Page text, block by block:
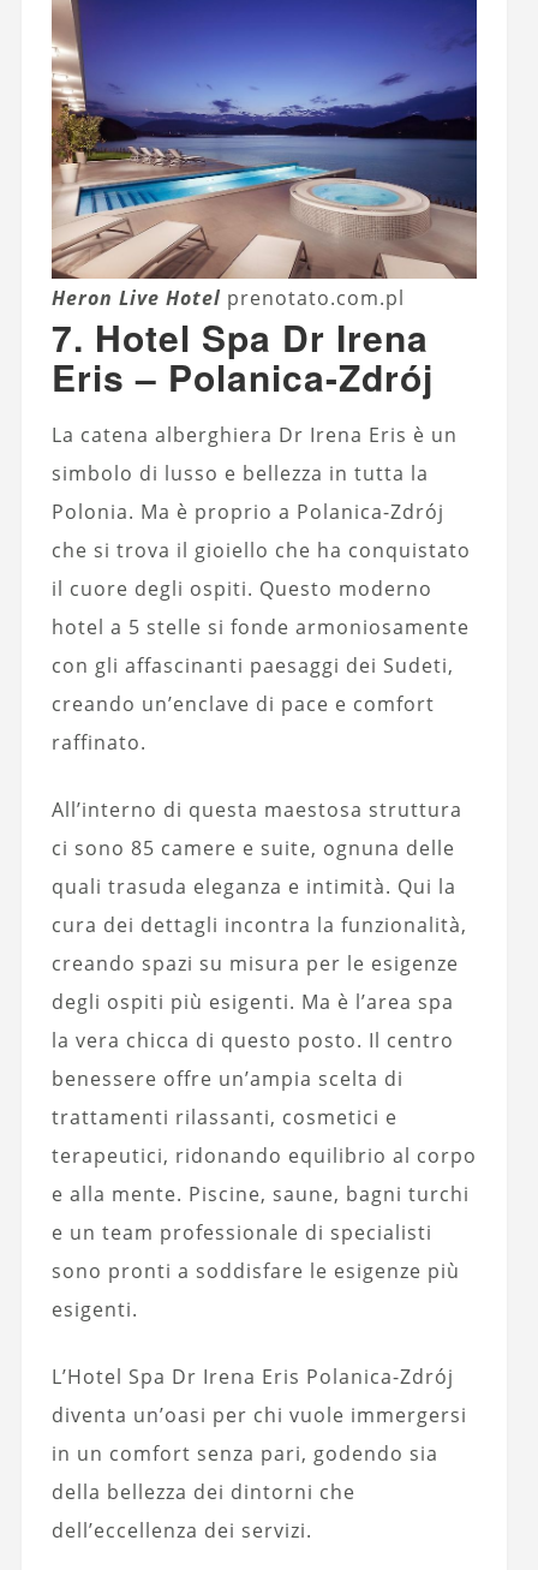
Heron Live Hotel prenotato.com.pl
7. Hotel Spa Dr Irena
Eris – Polanica-Zdrój
La catena alberghiera Dr Irena Eris è un
simbolo di lusso e bellezza in tutta la
Polonia. Ma è proprio a Polanica-Zdrój
che si trova il gioiello che ha conquistato
il cuore degli ospiti. Questo moderno
hotel a 5 stelle si fonde armoniosamente
con gli affascinanti paesaggi dei Sudeti,
creando un’enclave di pace e comfort
raffinato.
All’interno di questa maestosa struttura
ci sono 85 camere e suite, ognuna delle
quali trasuda eleganza e intimità. Qui la
cura dei dettagli incontra la funzionalità,
creando spazi su misura per le esigenze
degli ospiti più esigenti. Ma è l’area spa
la vera chicca di questo posto. Il centro
benessere offre un’ampia scelta di
trattamenti rilassanti, cosmetici e
terapeutici, ridonando equilibrio al corpo
e alla mente. Piscine, saune, bagni turchi
e un team professionale di specialisti
sono pronti a soddisfare le esigenze più
esigenti.
L’Hotel Spa Dr Irena Eris Polanica-Zdrój
diventa un’oasi per chi vuole immergersi
in un comfort senza pari, godendo sia
della bellezza dei dintorni che
dell’eccellenza dei servizi.